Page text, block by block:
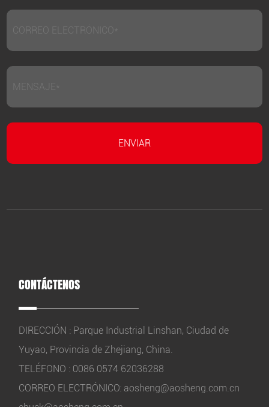
CONTÁCTENOS
DIRECCIÓN : Parque Industrial Linshan, Ciudad de
Yuyao, Provincia de Zhejiang, China.
TELÉFONO : 0086 0574 62036288
CORREO ELECTRÓNICO: aosheng@aosheng.com.cn